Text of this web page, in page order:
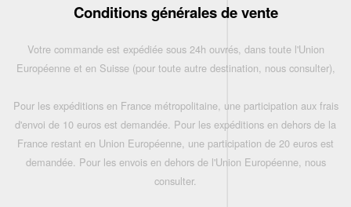
Conditions générales de vente
Votre commande est expédiée sous 24h ouvrés, dans toute l'Union
Européenne et en Suisse (pour toute autre destination, nous consulter),
Pour les expéditions en France métropolitaine, une participation aux frais
d'envoi de 10 euros est demandée. Pour les expéditions en dehors de la
France restant en Union Européenne, une participation de 20 euros est
demandée. Pour les envois en dehors de l'Union Européenne, nous
consulter.